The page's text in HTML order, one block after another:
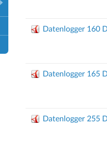
Datenlogger 160
Datenlogger 165
Datenlogger 255